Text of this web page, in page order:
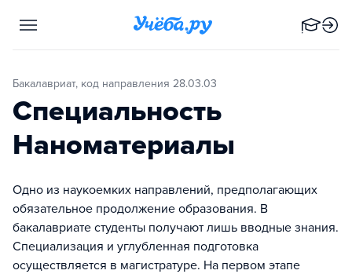
Бакалавриат, код направления 28.03.03
Специальность
Наноматериалы
Одно из наукоемких направлений, предполагающих
обязательное продолжение образования. В
бакалавриате студенты получают лишь вводные знания.
Специализация и углубленная подготовка
осуществляется в магистратуре. На первом этапе